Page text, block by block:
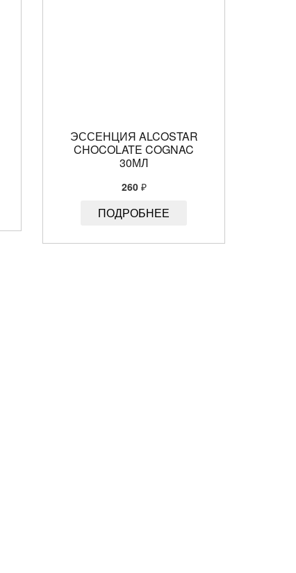
ЭССЕНЦИЯ ALCOSTAR
CHOCOLATE COGNAC
30МЛ
260 ₽
ПОДРОБНЕЕ